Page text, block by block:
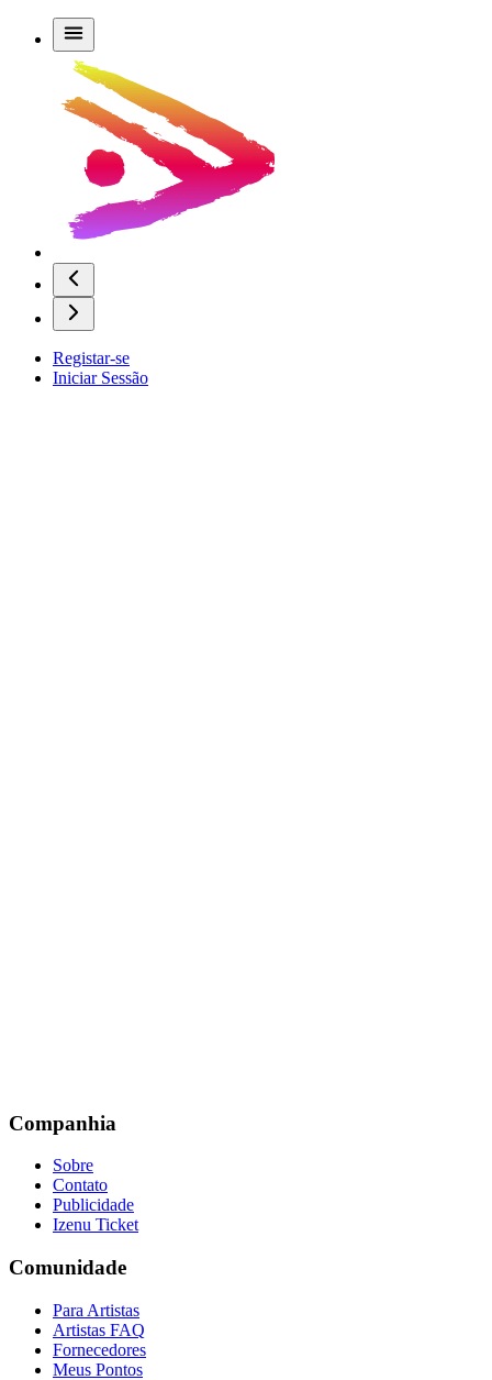
Registar-se
Iniciar Sessão
Companhia
Sobre
Contato
Publicidade
Izenu Ticket
Comunidade
Para Artistas
Artistas FAQ
Fornecedores
Meus Pontos